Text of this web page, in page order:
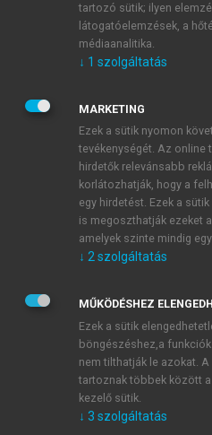
JELSZÓ
JELSZÓ ÚJRA
Kérek értesítést a MeRSZ
Kérek értesítést az Akadémiai
Adatkezelési
veszem és elfogadom.
Általános vásárlási
mersz.huoldalak
tudomásul veszem és
tartozó sütik; ilyen
látogatóelemzések, a
médiaanalitika.
↓ 1 szolgáltatás
MARKETING
Ezek a sütik nyomon
tevékenységét. Az online
hirdetők relevánsabb
korlátozhatják, hogy a
egy hirdetést. Ezek a
is megoszthatják ezeket
amelyek szinte mindig
↓ 2 szolgáltatás
MŰKÖDÉSHEZ
Ezek a sütik
böngészéshez,a
nem tilthatják le azokat.
tartoznak többek között
kezelő sütik.
↓ 3 szolgáltatás